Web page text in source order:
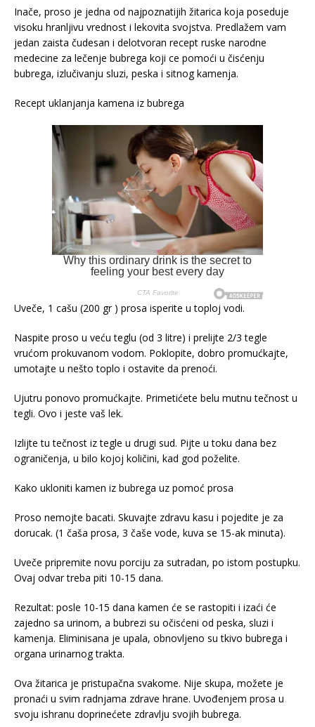
Inače, proso je jedna od najpoznatijih žitarica koja poseduje
visoku hranljivu vrednost i lekovita svojstva. Predlažem vam
jedan zaista čudesan i delotvoran recept ruske narodne
medecine za lečenje bubrega koji ce pomoći u čisćenju
bubrega, izlučivanju sluzi, peska i sitnog kamenja.
Recept uklanjanja kamena iz bubrega
Uveče, 1 cašu (200 gr ) prosa isperite u toploj vodi.
Naspite proso u veću teglu (od 3 litre) i prelijte 2/3 tegle
vrućom prokuvanom vodom. Poklopite, dobro promućkajte,
umotajte u nešto toplo i ostavite da prenoći.
Ujutru ponovo promućkajte. Primetićete belu mutnu tečnost u
tegli. Ovo i jeste vaš lek.
Izlijte tu tečnost iz tegle u drugi sud. Pijte u toku dana bez
ograničenja, u bilo kojoj količini, kad god poželite.
Kako ukloniti kamen iz bubrega uz pomoć prosa
Proso nemojte bacati. Skuvajte zdravu kasu i pojedite je za
dorucak. (1 čaša prosa, 3 čaše vode, kuva se 15-ak minuta).
Uveče pripremite novu porciju za sutradan, po istom postupku.
Ovaj odvar treba piti 10-15 dana.
Rezultat: posle 10-15 dana kamen će se rastopiti i izaći će
zajedno sa urinom, a bubrezi su očisćeni od peska, sluzi i
kamenja. Eliminisana je upala, obnovljeno su tkivo bubrega i
organa urinarnog trakta.
Ova žitarica je pristupačna svakome. Nije skupa, možete je
pronaći u svim radnjama zdrave hrane. Uvođenjem prosa u
svoju ishranu doprinećete zdravlju svojih bubrega.